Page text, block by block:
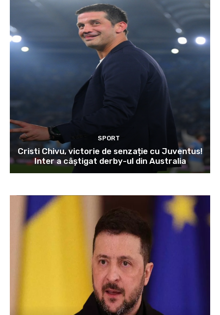
SPORT
Cristi Chivu, victorie de senzație cu Juventus!
Inter a câștigat derby-ul din Australia